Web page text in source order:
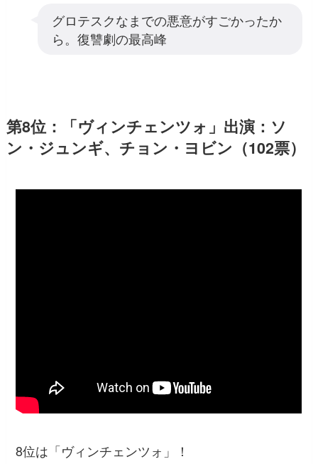
グロテスクなまでの悪意がすごかったか
ら。復讐劇の最高峰
第8位：「ヴィンチェンツォ」出演：ソ
ン・ジュンギ、チョン・ヨビン（102票）
8位は「ヴィンチェンツォ」！